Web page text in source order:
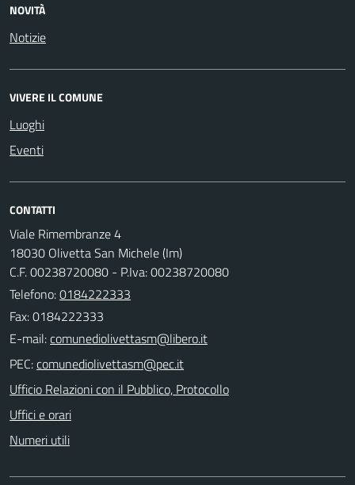
NOVITÀ
Notizie
VIVERE IL COMUNE
Luoghi
Eventi
CONTATTI
Viale Rimembranze 4
18030 Olivetta San Michele (Im)
C.F. 00238720080 - P.Iva: 00238720080
Telefono:0184222333
Fax: 0184222333
E-mail:
PEC:
Ufficio Relazioni con il Pubblico, Protocollo
Uffici e orari
Numeri utili